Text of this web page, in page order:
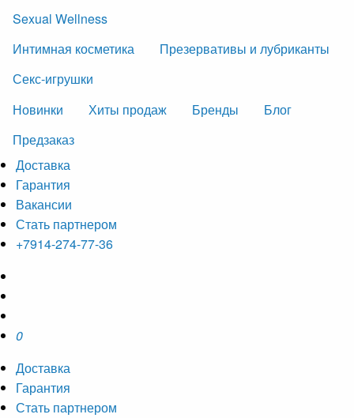
Sexual Wellness
Интимная косметика
Презервативы и лубриканты
Секс-игрушки
Новинки
Хиты продаж Бренды
Блог
Предзаказ
Доставка
Гарантия
Вакансии
Стать партнером
+7914-274-77-36
0
Доставка
Гарантия
Стать партнером